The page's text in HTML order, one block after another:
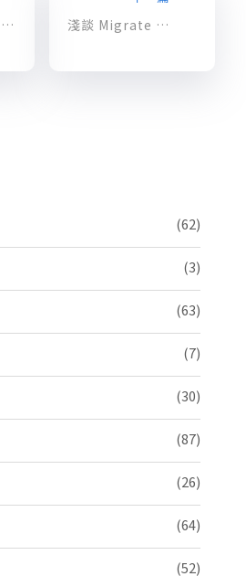
不只是 DNS：確保混合雲網路環境的高度可用性
淺談 Migrate for Anthos：為您的應用程式現代化
(62)
(3)
(63)
(7)
(30)
(87)
(26)
(64)
(52)